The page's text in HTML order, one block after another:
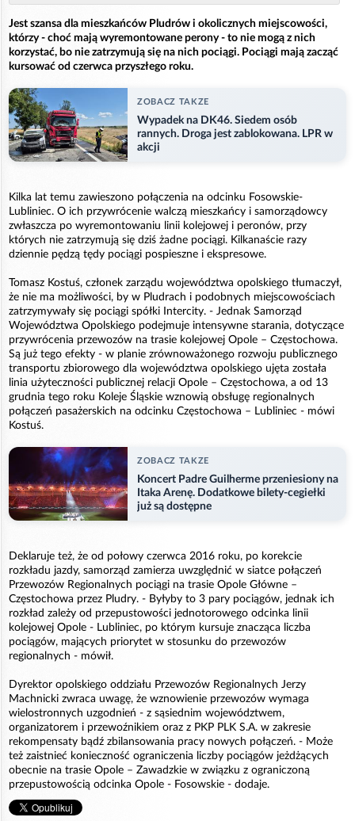
Jest szansa dla mieszkańców Pludrów i okolicznych miejscowości,
którzy - choć mają wyremontowane perony - to nie mogą z nich
korzystać, bo nie zatrzymują się na nich pociągi. Pociągi mają zacząć
kursować od czerwca przyszłego roku.
ZOBACZ TAKZE
Wypadek na DK46. Siedem osób
rannych. Droga jest zablokowana. LPR w
akcji
Kilka lat temu zawieszono połączenia na odcinku Fosowskie-
Lubliniec. O ich przywrócenie walczą mieszkańcy i samorządowcy
zwłaszcza po wyremontowaniu linii kolejowej i peronów, przy
których nie zatrzymują się dziś żadne pociągi. Kilkanaście razy
dziennie pędzą tędy pociągi pospieszne i ekspresowe.
Tomasz Kostuś, członek zarządu województwa opolskiego tłumaczył,
że nie ma możliwości, by w Pludrach i podobnych miejscowościach
zatrzymywały się pociągi spółki Intercity. - Jednak Samorząd
Województwa Opolskiego podejmuje intensywne starania, dotyczące
przywrócenia przewozów na trasie kolejowej Opole – Częstochowa.
Są już tego efekty - w planie zrównoważonego rozwoju publicznego
transportu zbiorowego dla województwa opolskiego ujęta została
linia użyteczności publicznej relacji Opole – Częstochowa, a od 13
grudnia tego roku Koleje Śląskie wznowią obsługę regionalnych
połączeń pasażerskich na odcinku Częstochowa – Lubliniec - mówi
Kostuś.
ZOBACZ TAKZE
Koncert Padre Guilherme przeniesiony na
Itaka Arenę. Dodatkowe bilety-cegiełki
już są dostępne
Deklaruje też, że od połowy czerwca 2016 roku, po korekcie
rozkładu jazdy, samorząd zamierza uwzględnić w siatce połączeń
Przewozów Regionalnych pociągi na trasie Opole Główne –
Częstochowa przez Pludry. - Byłyby to 3 pary pociągów, jednak ich
rozkład zależy od przepustowości jednotorowego odcinka linii
kolejowej Opole - Lubliniec, po którym kursuje znacząca liczba
pociągów, mających priorytet w stosunku do przewozów
regionalnych - mówił.
Dyrektor opolskiego oddziału Przewozów Regionalnych Jerzy
Machnicki zwraca uwagę, że wznowienie przewozów wymaga
wielostronnych uzgodnień - z sąsiednim województwem,
organizatorem i przewoźnikiem oraz z PKP PLK S.A. w zakresie
rekompensaty bądź zbilansowania pracy nowych połączeń. - Może
też zaistnieć konieczność ograniczenia liczby pociągów jeżdżących
obecnie na trasie Opole – Zawadzkie w związku z ograniczoną
przepustowością odcinka Opole - Fosowskie - dodaje.